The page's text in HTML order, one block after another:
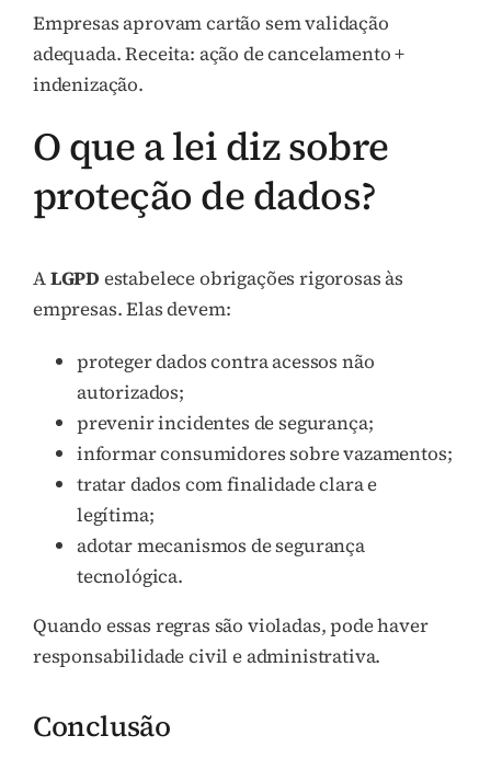
Empresas aprovam cartão sem validação
adequada. Receita: ação de cancelamento +
indenização.
O que a lei diz sobre
proteção de dados?
ALGPD estabelece obrigações rigorosas às
empresas. Elas devem:
proteger dados contra acessos não
autorizados;
prevenir incidentes de segurança;
informar consumidores sobre vazamentos;
tratar dados com finalidade clara e
legítima;
adotar mecanismos de segurança
tecnológica.
Quando essas regras são violadas, pode haver
responsabilidade civil e administrativa.
Conclusão